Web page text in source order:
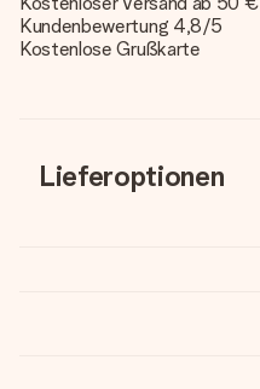
Kundenbewertung 4,8/5
Kostenlose Grußkarte
Lieferoptionen